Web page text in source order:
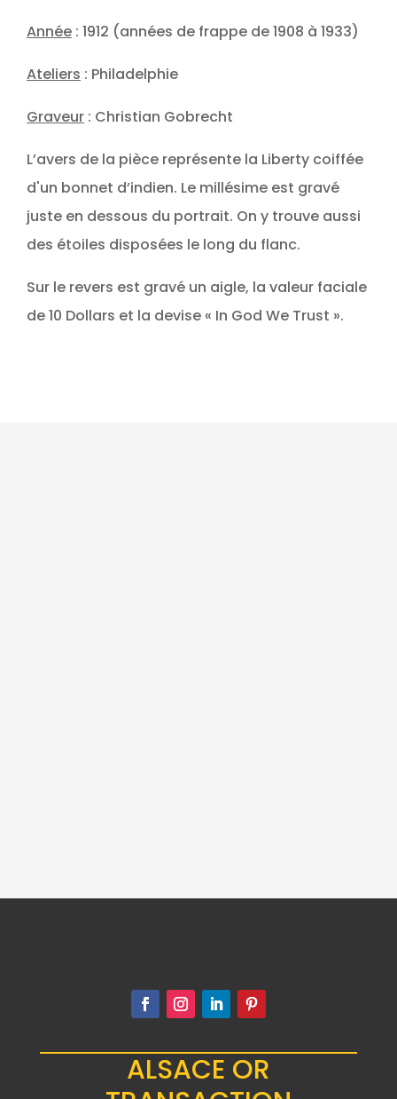
Année : 1912 (années de frappe de 1908 à 1933)
Ateliers : Philadelphie
Graveur : Christian Gobrecht
L’avers de la pièce représente la Liberty coiffée
d'un bonnet d’indien. Le millésime est gravé
juste en dessous du portrait. On y trouve aussi
des étoiles disposées le long du flanc.
Sur le revers est gravé un aigle, la valeur faciale
de 10 Dollars et la devise « In God We Trust ».
ALSACE OR